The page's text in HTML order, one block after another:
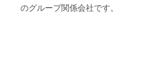
のグループ関係会社です。